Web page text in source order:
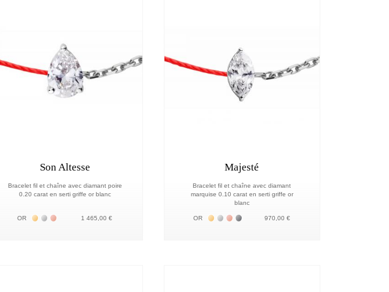
Son Altesse
Bracelet fil et chaîne avec diamant poire
0.20 carat en serti griffe or blanc
OR Жёлтое золото 18К
Белое золото 18К
Розовое золото 18К
1 465,00 €
Majesté
Bracelet fil et chaîne avec diamant
marquise 0.10 carat en serti griffe or
blanc
OR Жёлтое золото 18К
Белое золото 18К
Розовое золото 18К
Чёрное золото 18К
970,00 €